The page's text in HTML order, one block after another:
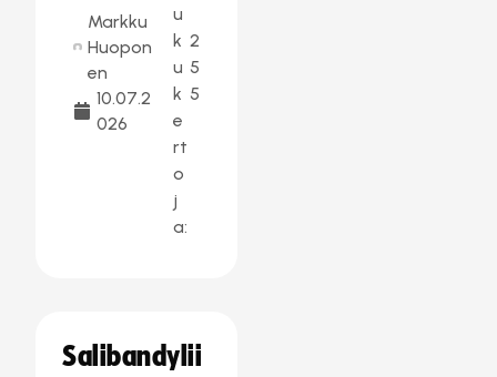
Markku
Huopon
en
10.07.2
026
u
k
u
k
e
rt
o
j
a:
2
5
5
Salibandylii